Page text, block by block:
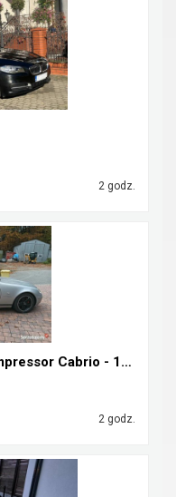
2 godz.
Mercedes-Benz SLK 230 Kompressor Cabrio - 1998r ka...
2 godz.